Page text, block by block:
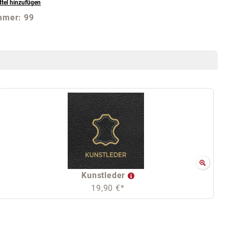
hinzufügen
99
Kunstleder
19,90 €*